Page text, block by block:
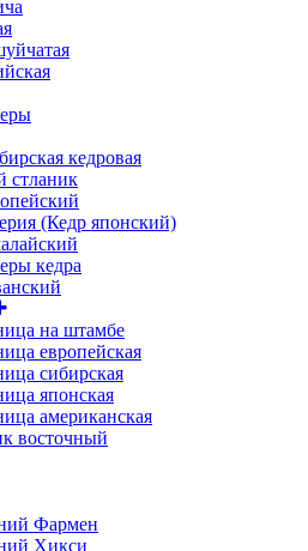
кедровая
стланик
(Кедр японский)
кедра
на штамбе
европейская
сибирская
японская
американская
восточный
Фармен
Хикси